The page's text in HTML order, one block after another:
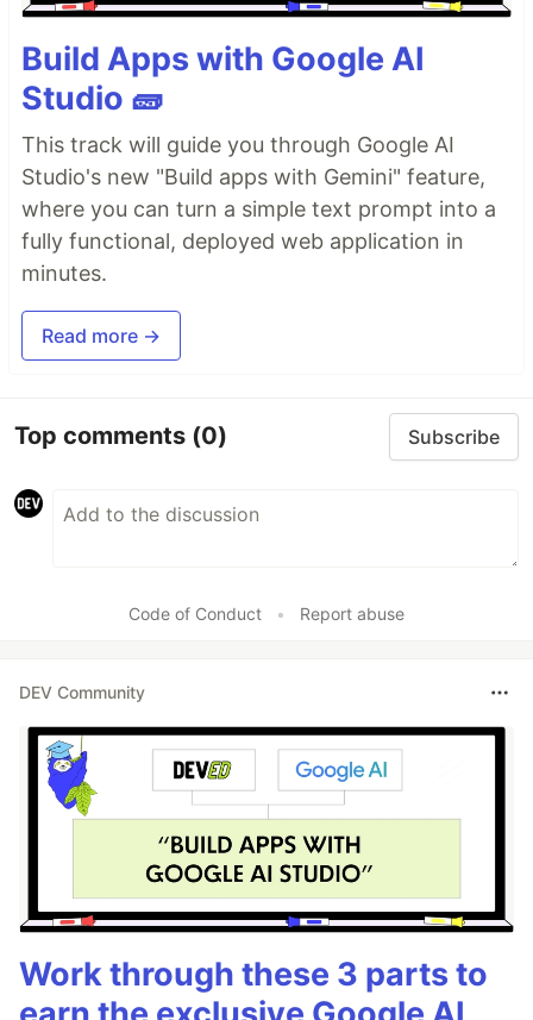
Build Apps with Google AI
Studio 🧱
This track will guide you through Google AI
Studio's new "Build apps with Gemini" feature,
where you can turn a simple text prompt into a
fully functional, deployed web application in
minutes.
Read more →
Top comments (0) Subscribe
Code of Conduct • Report abuse
DEV Community
Work through these 3 parts to